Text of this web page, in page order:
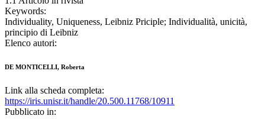
Keywords:
Individuality, Uniqueness, Leibniz Priciple; Individualità, unicità,
principio di Leibniz
Elenco autori:
DE MONTICELLI, Roberta
Link alla scheda completa:
https://iris.unisr.it/handle/20.500.11768/10911
Pubblicato in: